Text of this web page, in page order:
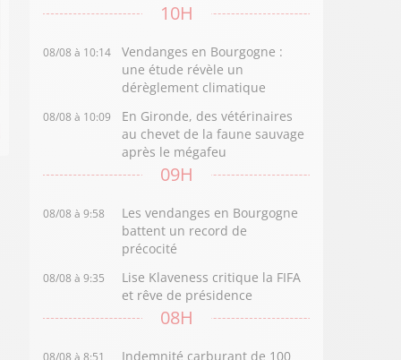
10H
08/08 à 10:14
Vendanges en Bourgogne :
une étude révèle un
dérèglement climatique
08/08 à 10:09
En Gironde, des vétérinaires
au chevet de la faune sauvage
après le mégafeu
09H
08/08 à 9:58
Les vendanges en Bourgogne
battent un record de
précocité
08/08 à 9:35
Lise Klaveness critique la FIFA
et rêve de présidence
08H
08/08 à 8:51
Indemnité carburant de 100